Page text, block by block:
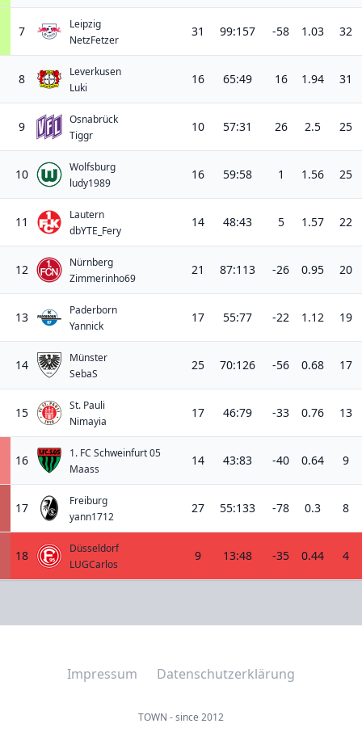
7
Leipzig
NetzFetzer
31 99:157 -58 1.03 32
8
Leverkusen
Luki
16 65:49 16 1.94 31
9
Osnabrück
Tiggr
10 57:31 26 2.5 25
10
Wolfsburg
ludy1989
16 59:58 1 1.56 25
11
Lautern
dbYTE_Fery
14 48:43 5 1.57 22
12
Nürnberg
Zimmerinho69
21 87:113 -26 0.95 20
13
Paderborn
Yannick
17 55:77 -22 1.12 19
14
Münster
SebaS
25 70:126 -56 0.68 17
15
St. Pauli
Nimayia
17 46:79 -33 0.76 13
16
1. FC Schweinfurt 05
Maass
14 43:83 -40 0.64 9
17
Freiburg
yann1712
27 55:133 -78 0.3 8
18
Düsseldorf
LUGCarlos
9 13:48 -35 0.44 4
Impressum Datenschutzerklärung
TOWN - since 2012